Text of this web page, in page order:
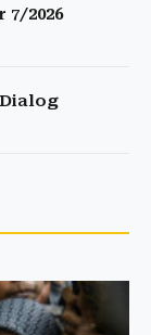
2026